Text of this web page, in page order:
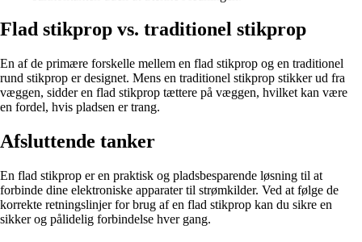
Flad stikprop vs. traditionel stikprop
En af de primære forskelle mellem en flad stikprop og en traditionel
rund stikprop er designet. Mens en traditionel stikprop stikker ud fra
væggen, sidder en flad stikprop tættere på væggen, hvilket kan være
en fordel, hvis pladsen er trang.
Afsluttende tanker
En flad stikprop er en praktisk og pladsbesparende løsning til at
forbinde dine elektroniske apparater til strømkilder. Ved at følge de
korrekte retningslinjer for brug af en flad stikprop kan du sikre en
sikker og pålidelig forbindelse hver gang.